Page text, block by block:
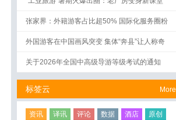
张家界：外籍游客占比超50% 国际化服务圈粉
外国游客在中国画风突变 集体“奔县”让人称奇
关于2026年全国中高级导游等级考试的通知
More
标签云
资讯 译讯 评论 数据 酒店
原创